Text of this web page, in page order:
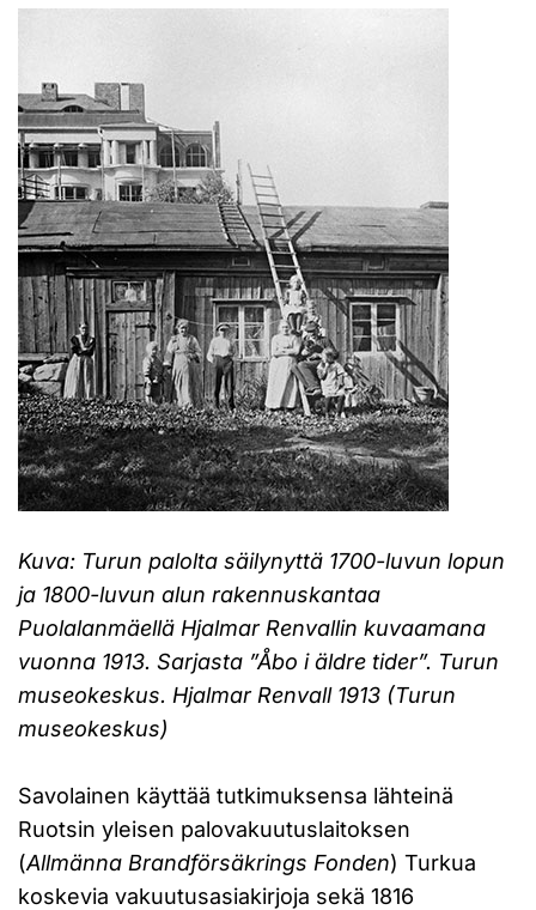
Kuva: Turun palolta säilynyttä 1700-luvun lopun
ja 1800-luvun alun rakennuskantaa
Puolalanmäellä Hjalmar Renvallin kuvaamana
vuonna 1913. Sarjasta ”Åbo i äldre tider”. Turun
museokeskus. Hjalmar Renvall 1913 (Turun
museokeskus)
Savolainen käyttää tutkimuksensa lähteinä
Ruotsin yleisen palovakuutuslaitoksen
(Allmänna Brandförsäkrings Fonden) Turkua
koskevia vakuutusasiakirjoja sekä 1816